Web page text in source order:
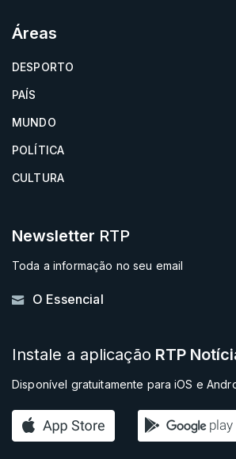
Áreas
DESPORTO
PAÍS
MUNDO
POLÍTICA
CULTURA
Newsletter RTP
Toda a informação no seu email
O Essencial
Instale a aplicação RTP
Disponível gratuitamente para iOS e